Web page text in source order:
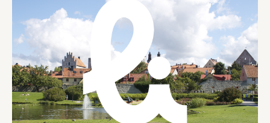
Matpriskommissionen, Årets Livsmedelsexportör,
världens bästa fika och mycket, mycket mer. Här
sammanfattar vi dagen med bilder och en kort
video. Det övergripande temat …